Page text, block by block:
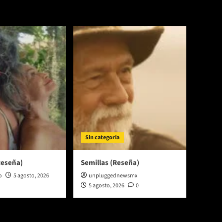
5 agosto, 2026
Sin categoría
Semillas (Reseña)
unpluggednewsmx
5 agosto, 2026
0